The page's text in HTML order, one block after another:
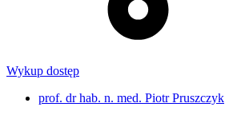
Wykup dostęp
prof. dr hab. n. med. Piotr Pruszczyk